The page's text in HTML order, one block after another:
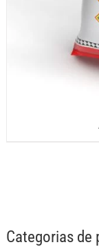
Categorias de